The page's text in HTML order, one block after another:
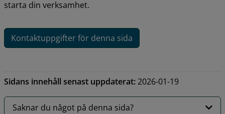
starta din verksamhet.
Kontaktuppgifter för denna sida
Sidans innehåll senast uppdaterat:2026-01-19
Saknar du något på denna sida?